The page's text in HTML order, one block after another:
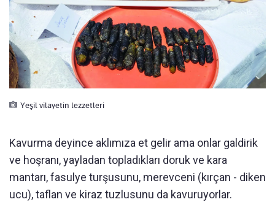
Yeşil vilayetin lezzetleri
Kavurma deyince aklımıza et gelir ama onlar galdirik
ve hoşranı, yayladan topladıkları doruk ve kara
mantarı, fasulye turşusunu, merevceni (kırçan - diken
ucu), taflan ve kiraz tuzlusunu da kavuruyorlar.